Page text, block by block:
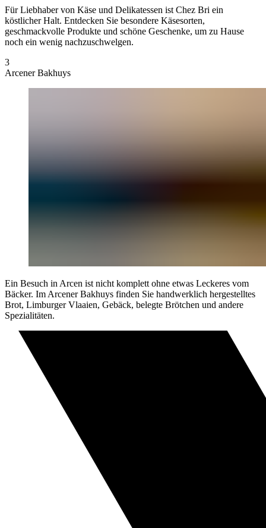
Für Liebhaber von Käse und Delikatessen ist Chez Bri ein
köstlicher Halt. Entdecken Sie besondere Käsesorten,
geschmackvolle Produkte und schöne Geschenke, um zu Hause
noch ein wenig nachzuschwelgen.
3
Arcener Bakhuys
Ein Besuch in Arcen ist nicht komplett ohne etwas Leckeres vom
Bäcker. Im Arcener Bakhuys finden Sie handwerklich hergestelltes
Brot, Limburger Vlaaien, Gebäck, belegte Brötchen und andere
Spezialitäten.